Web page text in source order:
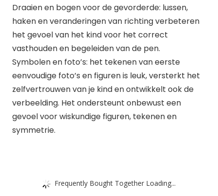
Draaien en bogen voor de gevorderde: lussen,
haken en veranderingen van richting verbeteren
het gevoel van het kind voor het correct
vasthouden en begeleiden van de pen.
Symbolen en foto’s: het tekenen van eerste
eenvoudige foto’s en figuren is leuk, versterkt het
zelfvertrouwen van je kind en ontwikkelt ook de
verbeelding. Het ondersteunt onbewust een
gevoel voor wiskundige figuren, tekenen en
symmetrie.
Frequently Bought Together Loading...